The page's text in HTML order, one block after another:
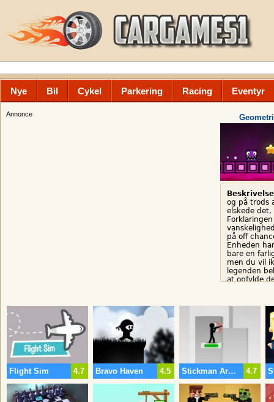
Nye Bil Cykel Parkering Racing Eventyr
Annonce
og på trods
elskede
på off
Enheden
bare en
men du vil
legenden
at opfylde
4.7
Flight Sim 4.5
Bravo Haven 4.7
Stickman Archer 2